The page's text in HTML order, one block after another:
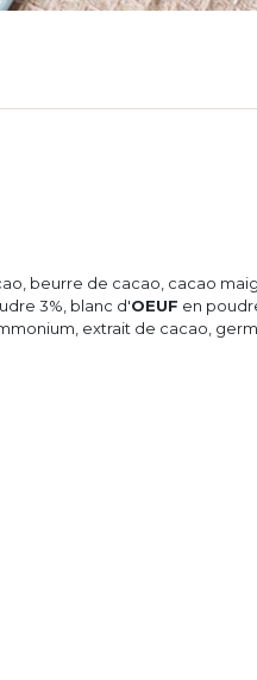
beurre de cacao, cacao
3%, blanc d'OEUF en
extrait de cacao,